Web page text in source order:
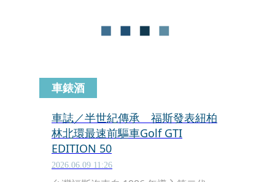
車錶酒
車誌／半世紀傳承 福斯發表紐柏
林北環最速前驅車Golf GTI
EDITION 50
2026.06.09 11:26